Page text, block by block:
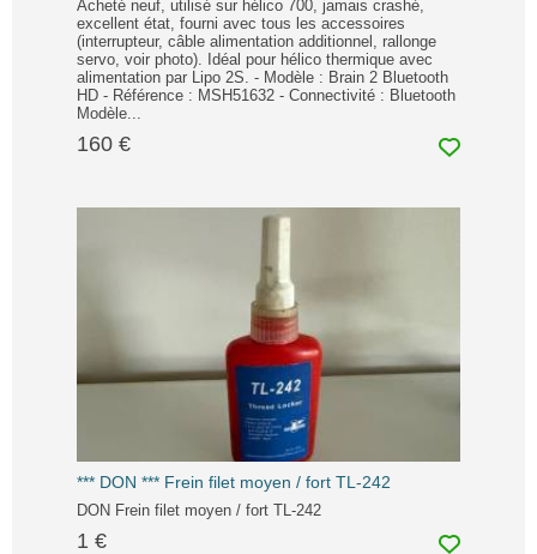
Acheté neuf, utilisé sur hélico 700, jamais crashé,
excellent état, fourni avec tous les accessoires
(interrupteur, câble alimentation additionnel, rallonge
servo, voir photo). Idéal pour hélico thermique avec
alimentation par Lipo 2S. - Modèle : Brain 2 Bluetooth
HD - Référence : MSH51632 - Connectivité : Bluetooth
Modèle...
160 €
*** DON *** Frein filet moyen / fort TL-242
DON Frein filet moyen / fort TL-242
1 €